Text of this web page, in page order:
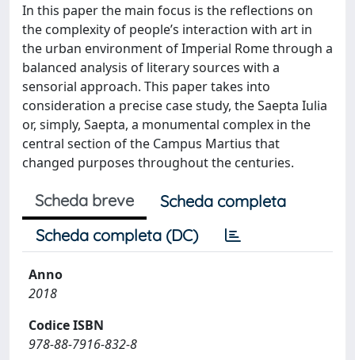
In this paper the main focus is the reflections on
the complexity of people’s interaction with art in
the urban environment of Imperial Rome through a
balanced analysis of literary sources with a
sensorial approach. This paper takes into
consideration a precise case study, the Saepta Iulia
or, simply, Saepta, a monumental complex in the
central section of the Campus Martius that
changed purposes throughout the centuries.
Scheda breve
Scheda completa
Scheda completa (DC)
Anno
2018
Codice ISBN
978-88-7916-832-8